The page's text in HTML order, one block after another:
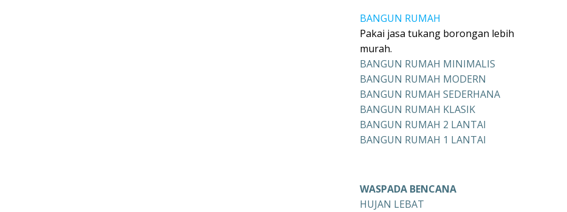
BANGUN RUMAH
Pakai jasa tukang borongan lebih
murah.
BANGUN RUMAH MINIMALIS
BANGUN RUMAH MODERN
BANGUN RUMAH SEDERHANA
BANGUN RUMAH KLASIK
BANGUN RUMAH 2 LANTAI
BANGUN RUMAH 1 LANTAI
WASPADA BENCANA
HUJAN LEBAT